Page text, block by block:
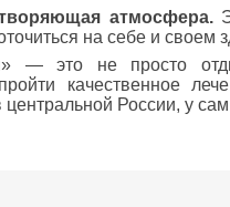
атмосфера.
на себе и своем
— это не просто
пройти качественное
центральной России, у